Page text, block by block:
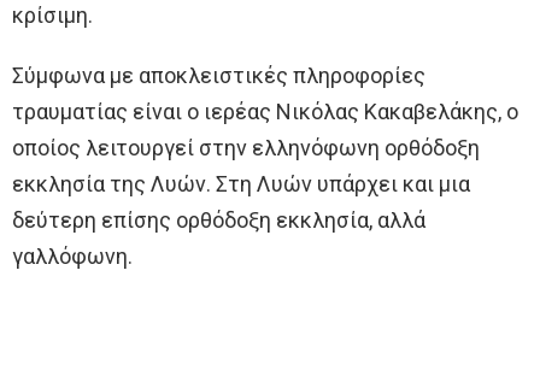
κρίσιμη.
Σύμφωνα με αποκλειστικές πληροφορίες
τραυματίας είναι ο ιερέας Νικόλας Κακαβελάκης, ο
οποίος λειτουργεί στην ελληνόφωνη ορθόδοξη
εκκλησία της Λυών. Στη Λυών υπάρχει και μια
δεύτερη επίσης ορθόδοξη εκκλησία, αλλά
γαλλόφωνη.